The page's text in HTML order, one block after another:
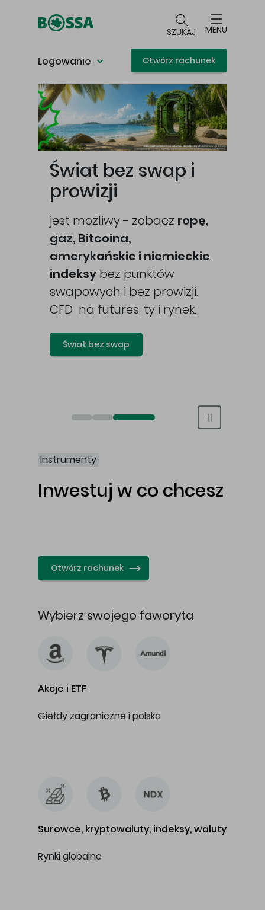
SZUKAJ MENU
Logowanie Otwórz rachunek
Główna treść
Świat bez swap i
prowizji
jest możliwy - zobacz ropę,
gaz, Bitcoina,
amerykańskie i niemieckie
indeksy bez punktów
swapowych i bez prowizji.
CFD na futures, ty i rynek.
Świat bez swap
Otwórz rachunek maklerski online
Otwórz konto IKE/IKZE
Świat bez swap i prowizji
Instrumenty
Inwestuj w co chcesz
Otwórz rachunek
Wybierz swojego faworyta
Akcje i ETF
Giełdy zagraniczne i polska
Surowce, kryptowaluty, indeksy, waluty
Rynki globalne